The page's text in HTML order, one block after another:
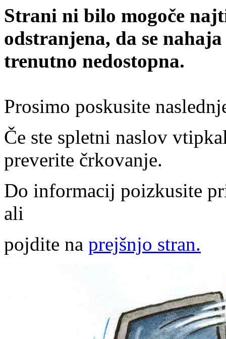
Strani ni bilo mogoče
odstranjena, da se
trenutno nedostopna.
Prosimo poskusite
Če ste spletni naslov
preverite črkovanje.
Do informacij poizkusite
ali
pojdite na prejšnjo stran.